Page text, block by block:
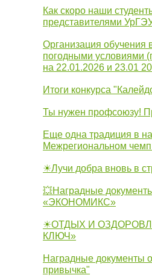
Как скоро наши
представителями
Организация обучения
погодными условиями
на 22.01.2026 и 23.01
Итоги конкурса
Ты нужен профсоюзу!
Еще одна традиция в
Межрегиональном
☀Лучи добра вновь в
💥Наградные
«ЭКОНОМИКС»
☀ОТДЫХ И
КЛЮЧ»
Наградные документы
привычка"